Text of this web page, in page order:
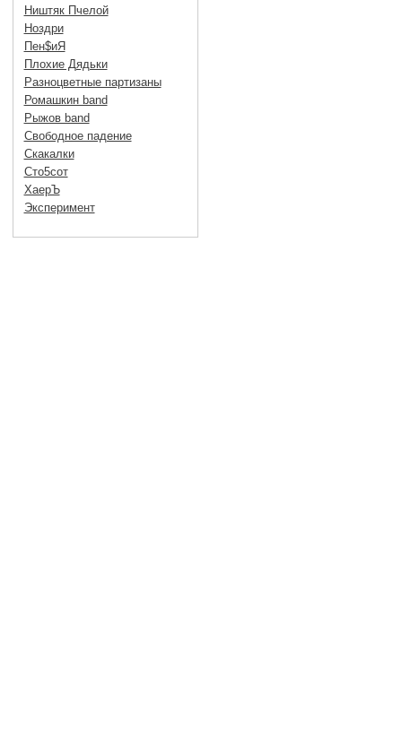
Ништяк Пчелой
Ноздри
Пен$иЯ
Плохие Дядьки
Разноцветные партизаны
Ромашкин band
Рыжов band
Свободное падение
Скакалки
Сто5сот
ХаерЪ
Эксперимент